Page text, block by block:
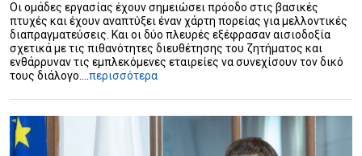
Οι ομάδες εργασίας έχουν σημειώσει πρόοδο στις βασικές
πτυχές και έχουν αναπτύξει έναν χάρτη πορείας για μελλοντικές
διαπραγματεύσεις. Και οι δύο πλευρές εξέφρασαν αισιοδοξία
σχετικά με τις πιθανότητες διευθέτησης του ζητήματος και
ενθάρρυναν τις εμπλεκόμενες εταιρείες να συνεχίσουν τον δικό
τους διάλογο.... περισσότερα